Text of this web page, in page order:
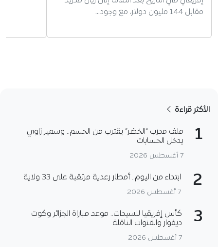
مقابل 144 مليون دولار، مع وجود…
الأكثر قراءة
1
ملف مدرب “الخضر” يقترب من الحسم.. وسمير زاوي
يدخل الحسابات
7 أغسطس 2026
2 ابتداء من اليوم.. أمطار رعدية مرتقبة على 33 ولاية
7 أغسطس 2026
3
كأس إفريقيا للسيدات.. موعد مباراة الجزائر وكوت
ديفوار والقنوات الناقلة
7 أغسطس 2026